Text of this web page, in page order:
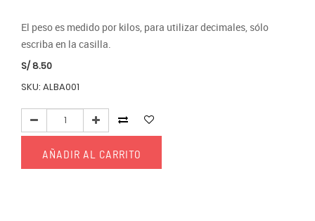
El peso es medido por kilos, para utilizar decimales, sólo
escriba en la casilla.
S/8.50
SKU: ALBA001
AÑADIR AL CARRITO